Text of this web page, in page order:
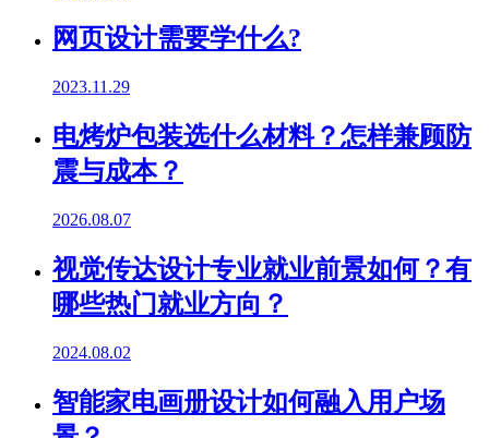
网页设计需要学什么?
2023.11.29
电烤炉包装选什么材料？怎样兼顾防
震与成本？
2026.08.07
视觉传达设计专业就业前景如何？有
哪些热门就业方向？
2024.08.02
智能家电画册设计如何融入用户场